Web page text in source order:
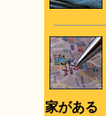
家がある